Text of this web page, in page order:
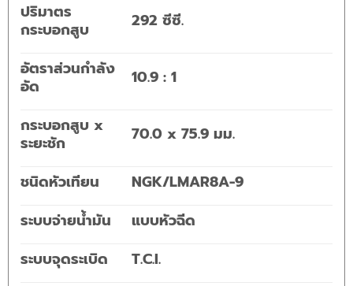
ปริมาตร
กระบอกสูบ
292 ซีซี.
อัตราส่วนกำลัง
อัด
10.9 : 1
กระบอกสูบ x
ระยะชัก
70.0 x 75.9 มม.
ชนิดหัวเทียน
NGK/LMAR8A-9
ระบบจ่ายน้ำมัน
แบบหัวฉีด
ระบบจุดระเบิด
T.C.I.